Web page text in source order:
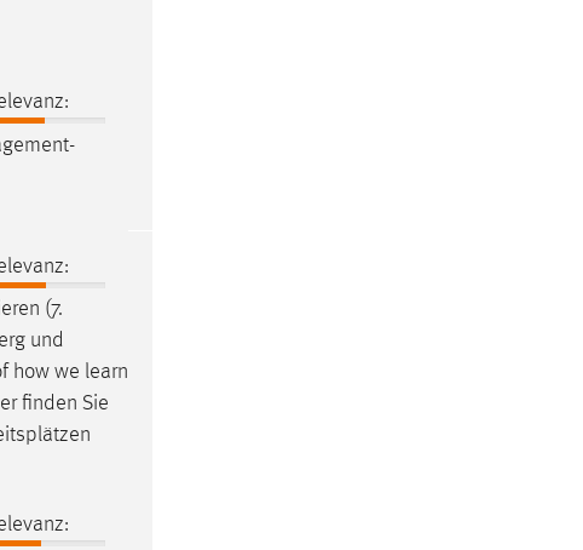
(7.
und
how we learn
finden Sie